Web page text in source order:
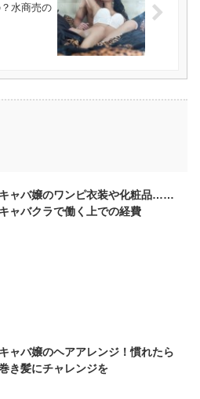
水商売の
キャバ嬢のワンピ衣装や化粧品……
キャバクラで働く上での経費
キャバ嬢のヘアアレンジ！慣れたら
き髪にチャレンジを